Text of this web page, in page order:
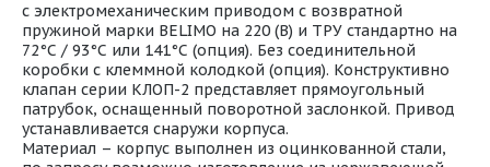
с электромеханическим приводом с возвратной
пружиной марки BELIMO на 220 (В) и ТРУ стандартно на
72°С / 93°С или 141°С (опция). Без соединительной
коробки с клеммной колодкой (опция). Конструктивно
клапан серии КЛОП-2 представляет прямоугольный
патрубок, оснащенный поворотной заслонкой. Привод
устанавливается снаружи корпуса.
Материал – корпус выполнен из оцинкованной стали,